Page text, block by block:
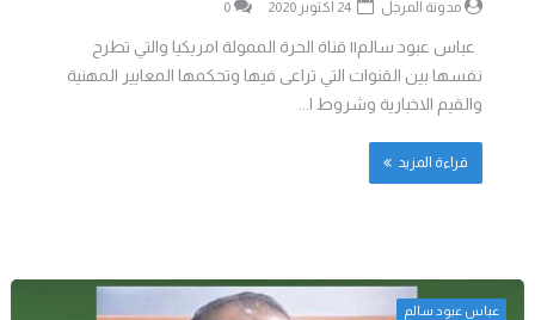
مدونة المرجل 0
عباس عبود سالم|| قناة الحرة الممولة امريكيا والتي تطرح
نفسها بين القنوات التي تراعى فيها وتحكمها المعايير المهنية
والقيم الاخبارية وشروط ا...
قراءة المزيد
عباس عبود سالم